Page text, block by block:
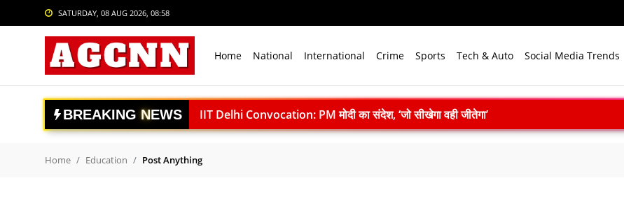
SATURDAY, 08 AUG 2026, 08:58
Home National International Crime Sports Tech & Auto Social Media Trends
Login Register
National
International
BREAKING NEWS
IIT Delhi Convocation: PM मोदी का संदेश, ‘जो सीखेगा वही जीतेगा’
India vs Sri Lanka: साई सुदर्शन चोट के कारण टेस्ट सीरीज से बाहर
अंबेडकरनगर में सीएम योगी का सपा पर हमला, बोले- विपक्ष ने विकास और अनुपूरक बजट पर रोकी चर्चा
Home Education Post Anything